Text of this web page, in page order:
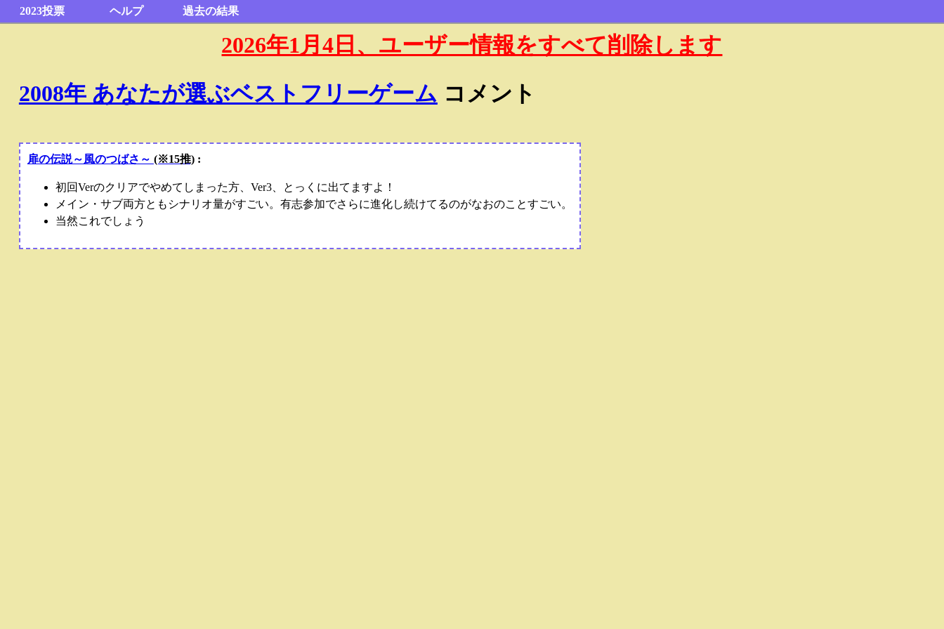
2023投票 ヘルプ 過去の結果
2026年1月4日、ユーザー情報をすべて削除します
2008年 あなたが選ぶベストフリーゲーム コメント
扉の伝説～風のつばさ～ (※15推):
初回Verのクリアでやめてしまった方、Ver3、とっくに出てますよ！
メイン・サブ両方ともシナリオ量がすごい。有志参加でさらに進化し続けてるのがなおのことすごい。
当然これでしょう